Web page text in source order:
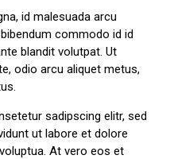
id malesuada arcu
commodo id id
blandit volutpat. Ut
odio arcu aliquet metus,
sadipscing elitr, sed
ut labore et dolore
At vero eos et